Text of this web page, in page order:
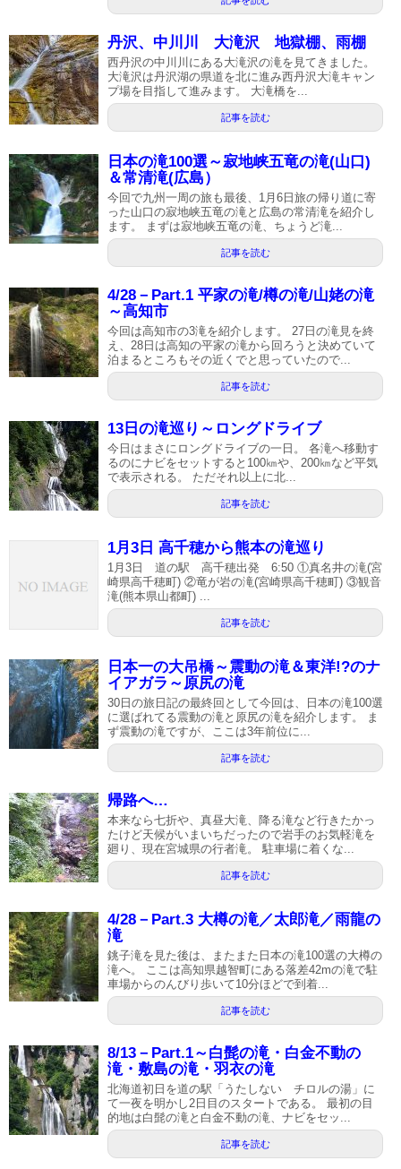
丹沢、中川川 大滝沢 地獄棚、雨棚
西丹沢の中川川にある大滝沢の滝を見てきました。
大滝沢は丹沢湖の県道を北に進み西丹沢大滝キャン
プ場を目指して進みます。 大滝橋を...
記事を読む
日本の滝100選～寂地峡五竜の滝(山口)
＆常清滝(広島）
今回で九州一周の旅も最後、1月6日旅の帰り道に寄
った山口の寂地峡五竜の滝と広島の常清滝を紹介し
ます。 まずは寂地峡五竜の滝、ちょうど滝...
記事を読む
4/28－Part.1 平家の滝/樽の滝/山姥の滝
～高知市
今回は高知市の3滝を紹介します。 27日の滝見を終
え、28日は高知の平家の滝から回ろうと決めていて
泊まるところもその近くでと思っていたので...
記事を読む
13日の滝巡り～ロングドライブ
今日はまさにロングドライブの一日。 各滝へ移動す
るのにナビをセットすると100㎞や、200㎞など平気
で表示される。 ただそれ以上に北...
記事を読む
1月3日 高千穂から熊本の滝巡り
1月3日 道の駅 高千穂出発 6:50 ①真名井の滝(宮
崎県高千穂町) ②竜が岩の滝(宮崎県高千穂町) ③観音
滝(熊本県山都町) ...
記事を読む
日本一の大吊橋～震動の滝＆東洋!?のナ
イアガラ～原尻の滝
30日の旅日記の最終回として今回は、日本の滝100選
に選ばれてる震動の滝と原尻の滝を紹介します。 ま
ず震動の滝ですが、ここは3年前位に...
記事を読む
帰路へ…
本来なら七折や、真昼大滝、降る滝など行きたかっ
たけど天候がいまいちだったので岩手のお気軽滝を
廻り、現在宮城県の行者滝。 駐車場に着くな...
記事を読む
4/28－Part.3 大樽の滝／太郎滝／雨龍の
滝
銚子滝を見た後は、またまた日本の滝100選の大樽の
滝へ。 ここは高知県越智町にある落差42mの滝で駐
車場からのんびり歩いて10分ほどで到着...
記事を読む
8/13－Part.1～白髭の滝・白金不動の
滝・敷島の滝・羽衣の滝
北海道初日を道の駅「うたしない チロルの湯」に
て一夜を明かし2日目のスタートである。 最初の目
的地は白髭の滝と白金不動の滝、ナビをセッ...
記事を読む